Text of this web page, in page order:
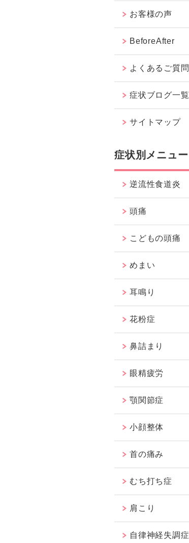
お客様の声
BeforeAfter
よくあるご質問
症状ブログ一覧
サイトマップ
症状別メニュー
逆流性食道炎
頭痛
こどもの頭痛
めまい
耳鳴り
花粉症
鼻詰まり
眼精疲労
顎関節症
小顔整体
首の痛み
むち打ち症
肩こり
自律神経失調症